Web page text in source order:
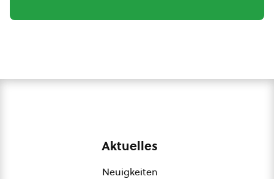
Aktuelles
Neuigkeiten